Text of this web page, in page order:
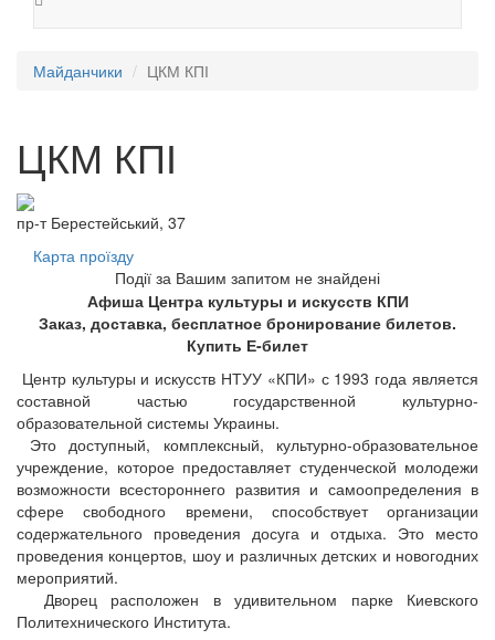
Майданчики ЦКМ КПІ
ЦКМ КПІ
пр-т Берестейський, 37
Карта проїзду
Події за Вашим запитом не знайдені
Афиша Центра культуры и искусств КПИ
Заказ, доставка, бесплатное бронирование билетов.
Купить Е-билет
Центр культуры и искусств НТУУ «КПИ» с 1993 года является
составной частью государственной культурно-
образовательной системы Украины.
Это доступный, комплексный, культурно-образовательное
учреждение, которое предоставляет студенческой молодежи
возможности всестороннего развития и самоопределения в
сфере свободного времени, способствует организации
содержательного проведения досуга и отдыха. Это место
проведения концертов, шоу и различных детских и новогодних
мероприятий.
Дворец расположен в удивительном парке Киевского
Политехнического Института.